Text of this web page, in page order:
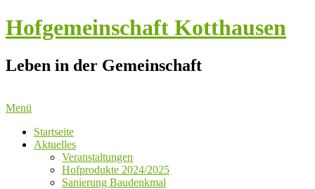
Hofgemeinschaft Kotthausen
Leben in der Gemeinschaft
Menü
Startseite
Aktuelles
Veranstaltungen
Hofprodukte 2024/2025
Sanierung Baudenkmal